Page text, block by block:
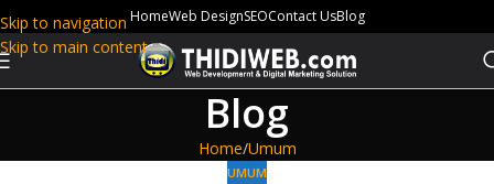
Skip to navigation
Skip to main content
HomeWeb DesignSEOContact UsBlog
Blog
Home Umum
UMUM